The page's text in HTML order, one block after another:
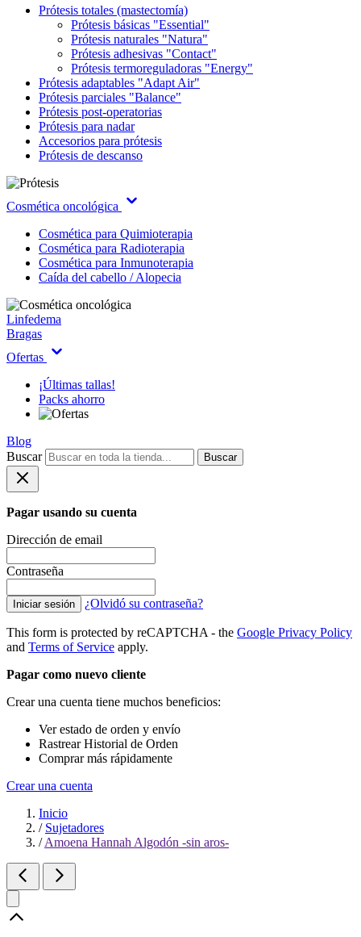
Prótesis totales (mastectomía)
Prótesis básicas "Essential"
Prótesis naturales "Natura"
Prótesis adhesivas "Contact"
Prótesis termoreguladoras "Energy"
Prótesis adaptables "Adapt Air"
Prótesis parciales "Balance"
Prótesis post-operatorias
Prótesis para nadar
Accesorios para prótesis
Prótesis de descanso
Cosmética oncológica
Cosmética para Quimioterapia
Cosmética para Radioterapia
Cosmética para Inmunoterapia
Caída del cabello / Alopecia
Linfedema
Bragas
Ofertas
¡Últimas tallas!
Packs ahorro
Blog
Buscar
Buscar
Pagar usando su cuenta
Dirección de email
Contraseña
Iniciar sesión ¿Olvidó su contraseña?
This form is protected by reCAPTCHA - the Google Privacy Policy
and Terms of Service apply.
Pagar como nuevo cliente
Crear una cuenta tiene muchos beneficios:
Ver estado de orden y envío
Rastrear Historial de Orden
Comprar más rápidamente
Crear una cuenta
Inicio
/ Sujetadores
/ Amoena Hannah Algodón -sin aros-